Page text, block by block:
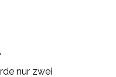
nur zwei